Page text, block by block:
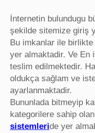
İnternetin bulundugu
şekilde sitemize giriş
Bu imkanlar ile birlikte
yer almaktadir. Ve En
teslim edilmektedir.
oldukça sağlam ve
ayarlanmaktadir.
Bununlada bitmeyip
kategorilere sahip
sistemleride yer